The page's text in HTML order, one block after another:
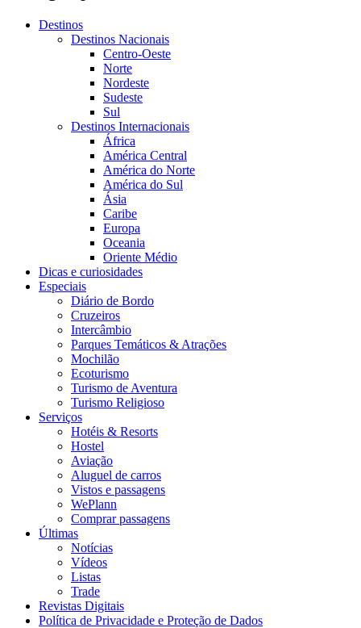
Destinos
Destinos Nacionais
Centro-Oeste
Norte
Nordeste
Sudeste
Sul
Destinos Internacionais
África
América Central
América do Norte
América do Sul
Ásia
Caribe
Europa
Oceania
Oriente Médio
Dicas e curiosidades
Especiais
Diário de Bordo
Cruzeiros
Intercâmbio
Parques Temáticos & Atrações
Mochilão
Ecoturismo
Turismo de Aventura
Turismo Religioso
Serviços
Hotéis & Resorts
Hostel
Aviação
Aluguel de carros
Vistos e passagens
WePlann
Comprar passagens
Últimas
Notícias
Vídeos
Listas
Trade
Revistas Digitais
Política de Privacidade e Proteção de Dados